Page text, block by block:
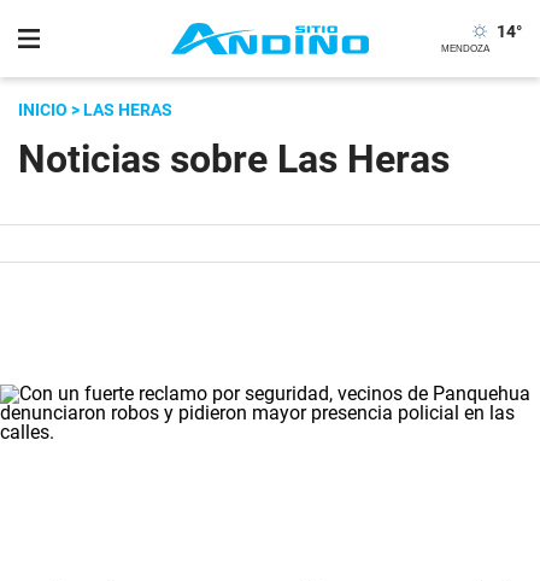
14°
INICIO > LAS HERAS
Noticias sobre Las Heras